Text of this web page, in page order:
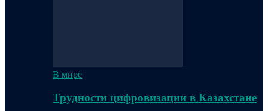
В мире
Трудности цифровизации в Казахстане